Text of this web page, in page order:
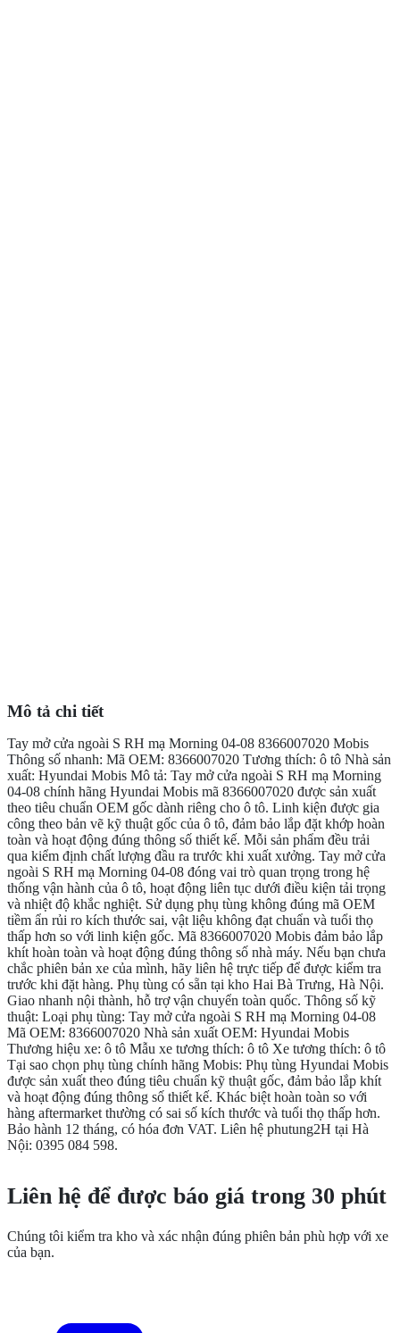
Mô tả chi tiết
Tay mở cửa ngoài S RH mạ Morning 04-08 8366007020 Mobis
Thông số nhanh: Mã OEM: 8366007020 Tương thích: ô tô Nhà sản
xuất: Hyundai Mobis Mô tả: Tay mở cửa ngoài S RH mạ Morning
04-08 chính hãng Hyundai Mobis mã 8366007020 được sản xuất
theo tiêu chuẩn OEM gốc dành riêng cho ô tô. Linh kiện được gia
công theo bản vẽ kỹ thuật gốc của ô tô, đảm bảo lắp đặt khớp hoàn
toàn và hoạt động đúng thông số thiết kế. Mỗi sản phẩm đều trải
qua kiểm định chất lượng đầu ra trước khi xuất xưởng. Tay mở cửa
ngoài S RH mạ Morning 04-08 đóng vai trò quan trọng trong hệ
thống vận hành của ô tô, hoạt động liên tục dưới điều kiện tải trọng
và nhiệt độ khắc nghiệt. Sử dụng phụ tùng không đúng mã OEM
tiềm ẩn rủi ro kích thước sai, vật liệu không đạt chuẩn và tuổi thọ
thấp hơn so với linh kiện gốc. Mã 8366007020 Mobis đảm bảo lắp
khít hoàn toàn và hoạt động đúng thông số nhà máy. Nếu bạn chưa
chắc phiên bản xe của mình, hãy liên hệ trực tiếp để được kiểm tra
trước khi đặt hàng. Phụ tùng có sẵn tại kho Hai Bà Trưng, Hà Nội.
Giao nhanh nội thành, hỗ trợ vận chuyển toàn quốc. Thông số kỹ
thuật: Loại phụ tùng: Tay mở cửa ngoài S RH mạ Morning 04-08
Mã OEM: 8366007020 Nhà sản xuất OEM: Hyundai Mobis
Thương hiệu xe: ô tô Mẫu xe tương thích: ô tô Xe tương thích: ô tô
Tại sao chọn phụ tùng chính hãng Mobis: Phụ tùng Hyundai Mobis
được sản xuất theo đúng tiêu chuẩn kỹ thuật gốc, đảm bảo lắp khít
và hoạt động đúng thông số thiết kế. Khác biệt hoàn toàn so với
hàng aftermarket thường có sai số kích thước và tuổi thọ thấp hơn.
Bảo hành 12 tháng, có hóa đơn VAT. Liên hệ phutung2H tại Hà
Nội: 0395 084 598.
Liên hệ để được báo giá trong 30 phút
Chúng tôi kiểm tra kho và xác nhận đúng phiên bản phù hợp với xe
của bạn.